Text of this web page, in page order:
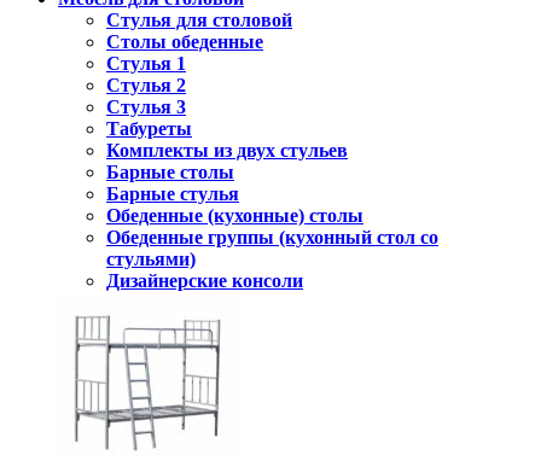
Стулья для столовой
Столы обеденные
Стулья 1
Стулья 2
Стулья 3
Табуреты
Комплекты из двух стульев
Барные столы
Барные стулья
Обеденные (кухонные) столы
Обеденные группы (кухонный стол со
стульями)
Дизайнерские консоли